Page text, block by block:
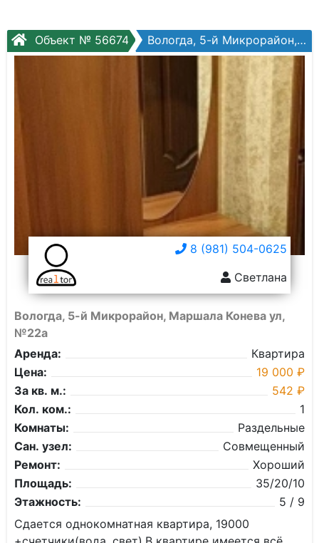
Объект № 56674 Вологда, 5-й Микрорайон, Маршала Конева ул, №22а
8 (981) 504-0625
Светлана
Вологда, 5-й Микрорайон, Маршала Конева ул,
№22а
Аренда:
Квартира
Цена:
19 000 ₽
За кв. м.:
542 ₽
Кол. ком.:
1
Комнаты:
Раздельные
Сан. узел:
Совмещенный
Ремонт:
Хороший
Площадь:
35/20/10
Этажность:
5 / 9
Сдается однокомнатная квартира, 19000